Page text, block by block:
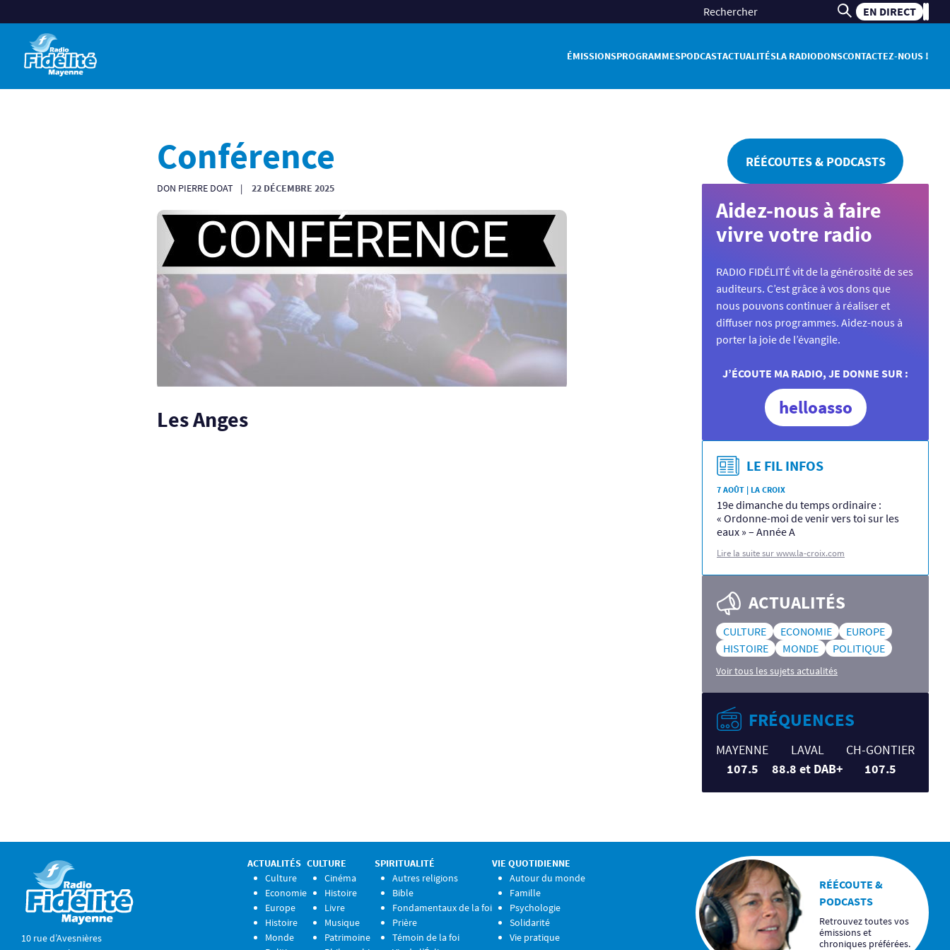
EN DIRECT
ÉMISSIONSPROGRAMMESPODCASTACTUALITÉSLA RADIODONSCONTACTEZ-NOUS !
Conférence
DON PIERRE DOAT 22 DÉCEMBRE 2025
Les Anges
RÉÉCOUTES & PODCASTS
Aidez-nous à faire
vivre votre radio
RADIO FIDÉLITÉ vit de la générosité de ses
auditeurs. C’est grâce à vos dons que
nous pouvons continuer à réaliser et
diffuser nos programmes. Aidez-nous à
porter la joie de l’évangile.
J’ÉCOUTE MA RADIO, JE DONNE SUR :
helloasso
LE FIL INFOS
7 AOÛT | LA CROIX
19e dimanche du temps ordinaire :
« Ordonne-moi de venir vers toi sur les
eaux » – Année A
Lire la suite sur www.la-croix.com
ACTUALITÉS
CULTURE ECONOMIE
EUROPE
HISTOIRE
MONDE POLITIQUE
Voir tous les sujets actualités
FRÉQUENCES
MAYENNE
107.5
LAVAL
88.8 et DAB+
CH-GONTIER
107.5
10 rue d’Avesnières
ACTUALITÉS
Culture
Economie
Europe
Histoire
Monde
CULTURE
Cinéma
Histoire
Livre
Musique
Patrimoine
SPIRITUALITÉ
Autres religions
Bible
Fondamentaux de la foi
Prière
Témoin de la foi
VIE QUOTIDIENNE
Autour du monde
Famille
Psychologie
Solidarité
Vie pratique
RÉÉCOUTE &
PODCASTS
Retrouvez toutes vos
émissions et
chroniques préférées.